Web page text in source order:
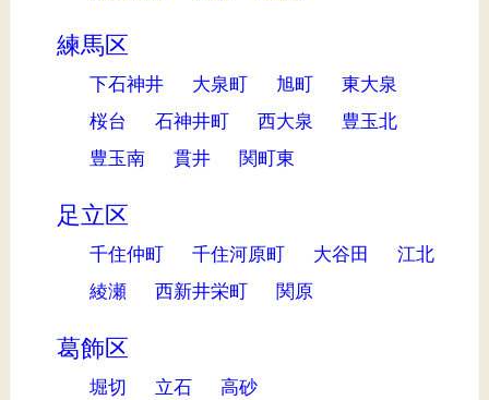
練馬区
下石神井 大泉町 旭町
東大泉
桜台
石神井町 西大泉
豊玉北
豊玉南
貫井 関町東
足立区
千住仲町 千住河原町 大谷田
江北
綾瀬
西新井栄町 関原
葛飾区
堀切 立石 高砂